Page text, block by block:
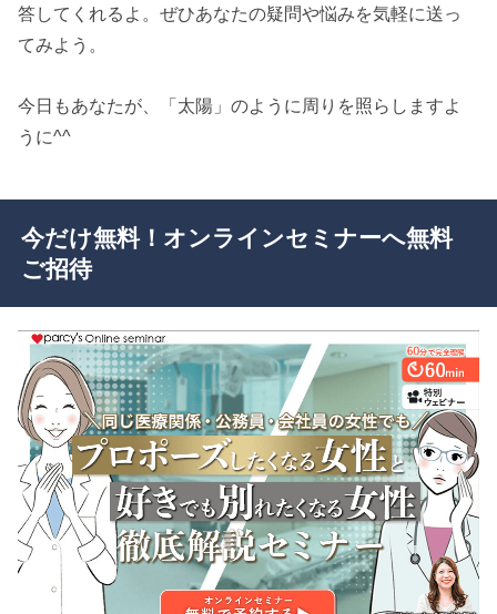
答してくれるよ。ぜひあなたの疑問や悩みを気軽に送っ
てみよう。
今日もあなたが、「太陽」のように周りを照らしますよ
うに^^
今だけ無料！オンラインセミナーへ無料
ご招待